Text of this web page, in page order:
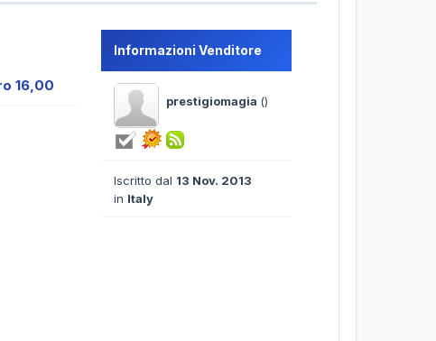
16,00
Informazioni Venditore
prestigiomagia ()
Iscritto dal 13 Nov. 2013
in Italy